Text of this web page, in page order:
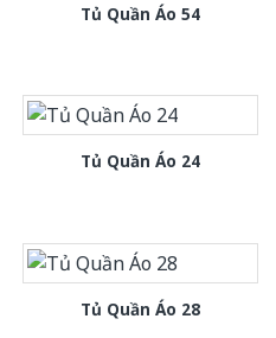
Tủ Quần Áo 54
Tủ Quần Áo 24
Tủ Quần Áo 28